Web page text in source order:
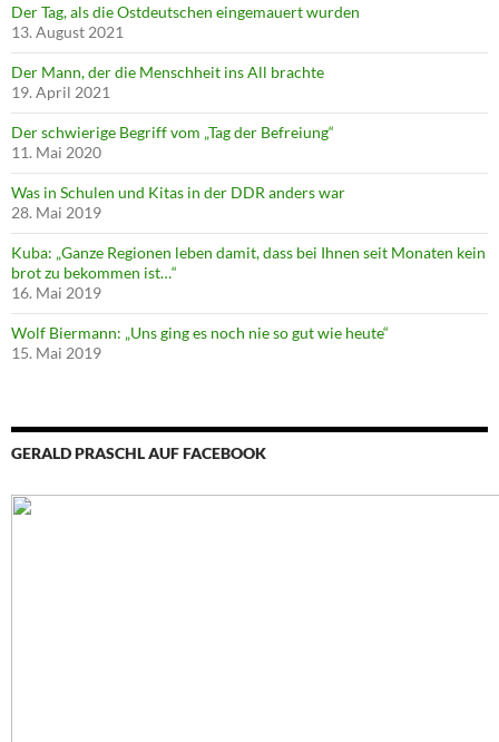
Der Tag, als die Ostdeutschen eingemauert wurden
13. August 2021
Der Mann, der die Menschheit ins All brachte
19. April 2021
Der schwierige Begriff vom „Tag der Befreiung“
11. Mai 2020
Was in Schulen und Kitas in der DDR anders war
28. Mai 2019
Kuba: „Ganze Regionen leben damit, dass bei Ihnen seit Monaten kein
brot zu bekommen ist…“
16. Mai 2019
Wolf Biermann: „Uns ging es noch nie so gut wie heute“
15. Mai 2019
GERALD PRASCHL AUF FACEBOOK